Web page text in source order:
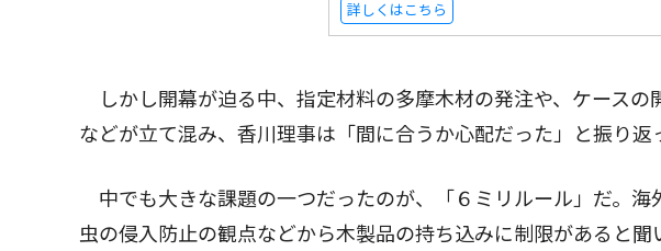
詳しくはこちら
しかし開幕が迫る中、指定材料の多摩木材の発注や、ケースの
などが立て混み、香川理事は「間に合うか心配だった」と振り返
中でも大きな課題の一つだったのが、「６ミリルール」だ。海
虫の侵入防止の観点などから木製品の持ち込みに制限があると